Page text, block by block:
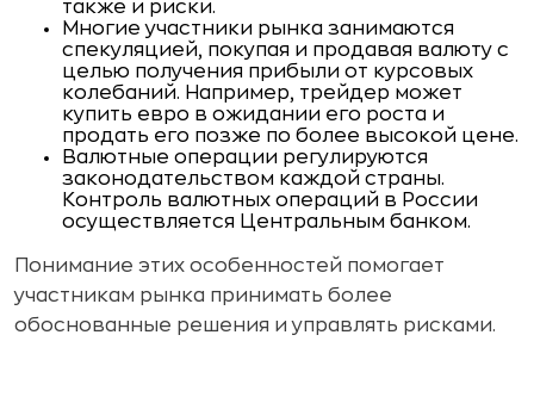
также и риски.
Многие участники рынка занимаются
спекуляцией, покупая и продавая валюту с
целью получения прибыли от курсовых
колебаний. Например, трейдер может
купить евро в ожидании его роста и
продать его позже по более высокой цене.
Валютные операции регулируются
законодательством каждой страны.
Контроль валютных операций в России
осуществляется Центральным банком.
Понимание этих особенностей помогает
участникам рынка принимать более
обоснованные решения и управлять рисками.